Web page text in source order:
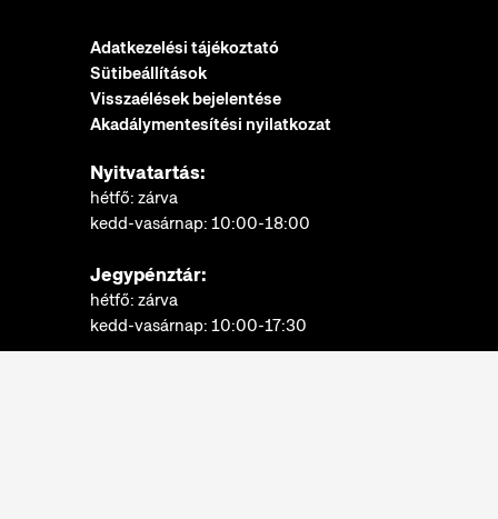
Adatkezelési tájékoztató
Sütibeállítások
Visszaélések bejelentése
Akadálymentesítési nyilatkozat
Nyitvatartás:
hétfő: zárva
kedd-vasárnap: 10:00-18:00
Jegypénztár:
hétfő: zárva
kedd-vasárnap: 10:00-17:30